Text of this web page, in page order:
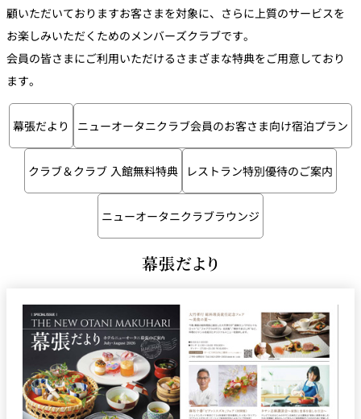
問大観苑
鉄板焼
SATSUKI
ラウンジ・バー
ザ・ラウンジ
ベイコートカ
フェ
ガーデンレストラン
限定＞
ルームサービス
ルームサービ
ス
パーティースペース
顧いただいておりますお客さまを対象に、さらに上質のサービスを
お楽しみいただくためのメンバーズクラブです。
会員の皆さまにご利用いただけるさまざまな特典をご用意しており
ます。
幕張だより ニューオータニクラブ会員のお客さま向け宿泊プラン
クラブ＆クラブ 入館無料特典 レストラン特別優待のご案内
ニューオータニクラブラウンジ
幕張だより